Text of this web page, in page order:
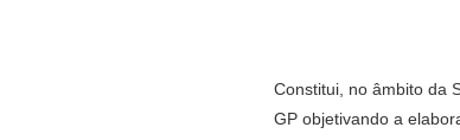
Constitui, no âmbito da
GP objetivando a